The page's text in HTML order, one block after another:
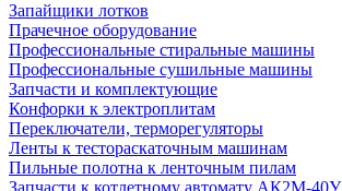
Запайщики лотков
Прачечное оборудование
Профессиональные стиральные машины
Профессиональные сушильные машины
Запчасти и комплектующие
Конфорки к электроплитам
Переключатели, терморегуляторы
Ленты к тестораскаточным машинам
Пильные полотна к ленточным пилам
Запчасти к котлетному автомату АК2М-40У